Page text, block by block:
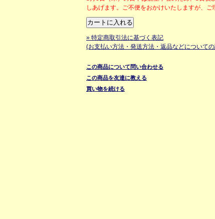
しあげます。ご不便をおかけいたしますが、
» 特定商取引法に基づく表記
(お支払い方法・発送方法・返品などについて
この商品について問い合わせる
この商品を友達に教える
買い物を続ける